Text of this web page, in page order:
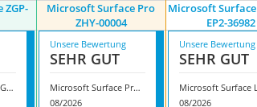
Microsoft Surface Pro
‎ZHY-00004
Microsoft
EP2-36982
Microsoft Surface ‎ZGP-00065
Unsere Bewertung
SEHR GUT
Microsoft Surface Pro ‎ZHY-00004
08/2026
Unsere Bewertung
SEHR GUT
08/2026